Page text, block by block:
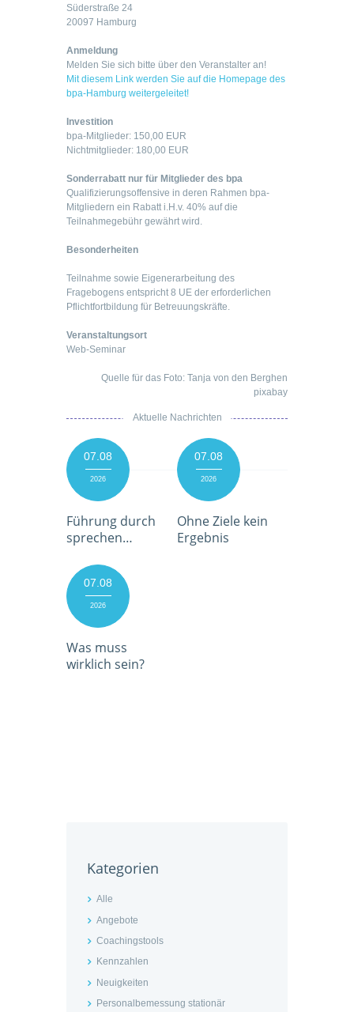
Süderstraße 24
20097 Hamburg
Anmeldung
Melden Sie sich bitte über den Veranstalter an!
Mit diesem Link werden Sie auf die Homepage des
bpa-Hamburg weitergeleitet!
Investition
bpa-Mitglieder: 150,00 EUR
Nichtmitglieder: 180,00 EUR
Sonderrabatt nur für Mitglieder des bpa
Qualifizierungsoffensive in deren Rahmen bpa-
Mitgliedern ein Rabatt i.H.v. 40% auf die
Teilnahmegebühr gewährt wird.
Besonderheiten
Teilnahme sowie Eigenerarbeitung des
Fragebogens entspricht 8 UE der erforderlichen
Pflichtfortbildung für Betreuungskräfte.
Veranstaltungsort
Web-Seminar
Quelle für das Foto: Tanja von den Berghen
pixabay
Aktuelle Nachrichten
07.08
2026
Führung durch
sprechen…
07.08
2026
Ohne Ziele kein
Ergebnis
07.08
2026
Was muss
wirklich sein?
Kategorien
Alle
Angebote
Coachingstools
Kennzahlen
Neuigkeiten
Personalbemessung stationär